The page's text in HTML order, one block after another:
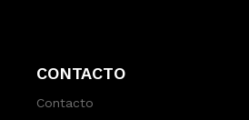
CONTACTO
Contacto